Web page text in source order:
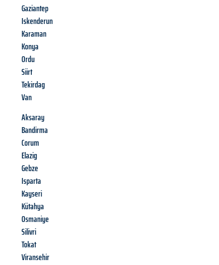
Gaziantep
Iskenderun
Karaman
Konya
Ordu
Siirt
Tekirdag
Van
Aksaray
Bandirma
Corum
Elazig
Gebze
Isparta
Kayseri
Kütahya
Osmaniye
Silivri
Tokat
Viransehir